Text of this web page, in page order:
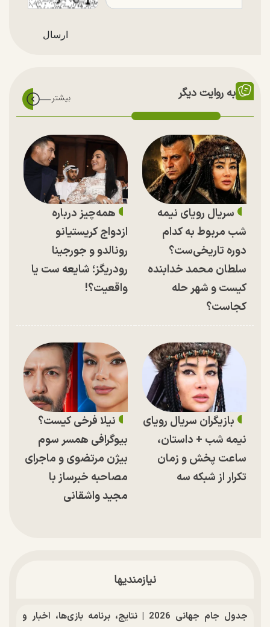
به روایت دیگر
سریال رویای نیمه
شب مربوط به کدام
دوره تاریخی‌ست؟
سلطان محمد خدابنده
کیست و شهر حله
کجاست؟
همه‌چیز درباره
ازدواج کریستیانو
رونالدو و جورجینا
رودریگز؛ شایعه ست یا
واقعیت؟!
بازیگران سریال رویای
نیمه شب + داستان،
ساعت پخش و زمان
تکرار از شبکه سه
نیلا فرخی کیست؟
بیوگرافی همسر سوم
بیژن مرتضوی و ماجرای
مصاحبه خبرساز با
مجید واشقانی
نیازمندیها
جدول جام جهانی 2026 | نتایج، برنامه بازی‌ها، اخبار و